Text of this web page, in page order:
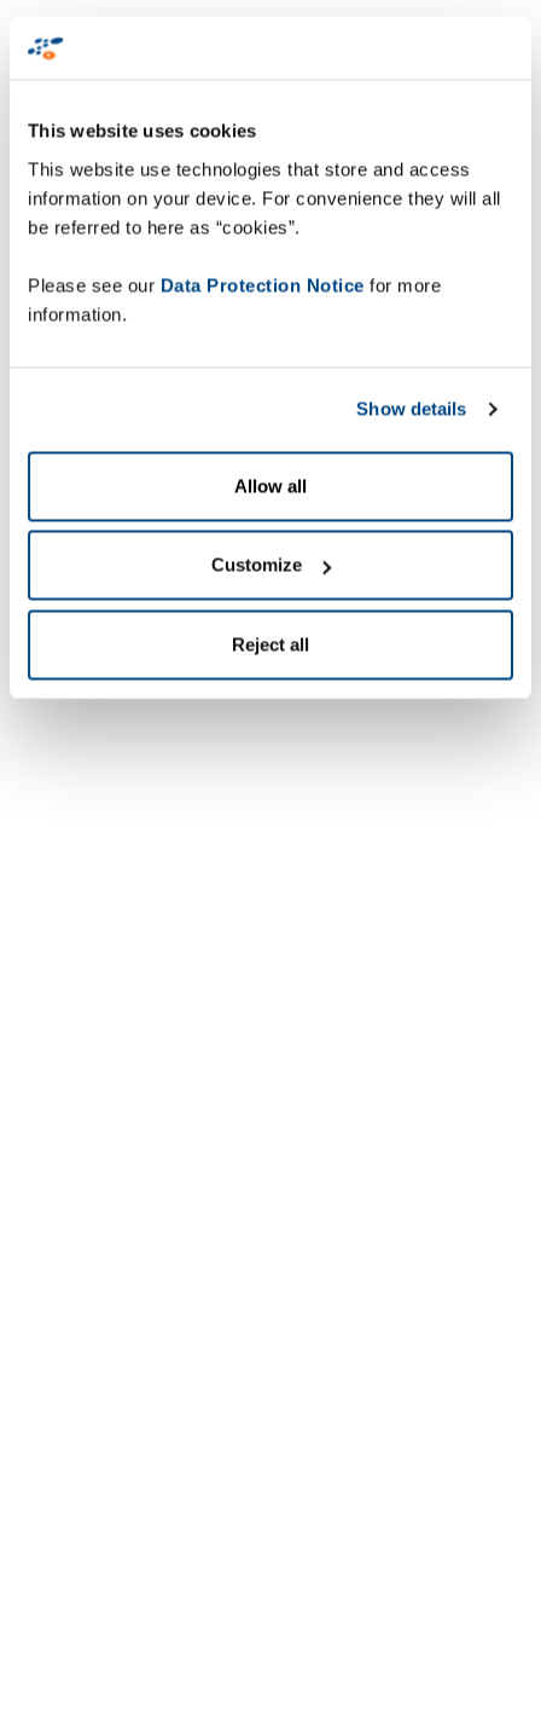
This website uses cookies
This website use technologies that store and access
information on your device. For convenience they will all
be referred to here as “cookies”.
Please see our Data Protection Notice for more
information.
Show details
Allow all
Customize
Reject all